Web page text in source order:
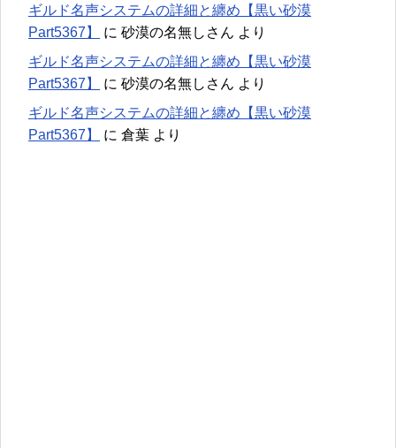
ギルド名声システムの詳細と纏め【黒い砂漠
Part5367】
に 砂漠の名無しさん より
ギルド名声システムの詳細と纏め【黒い砂漠
Part5367】
に 砂漠の名無しさん より
ギルド名声システムの詳細と纏め【黒い砂漠
Part5367】
に 倉葉 より